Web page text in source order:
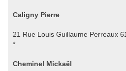
Caligny Pierre
21 Rue Louis Guillaume Perreaux
*
Cheminel Mickaël